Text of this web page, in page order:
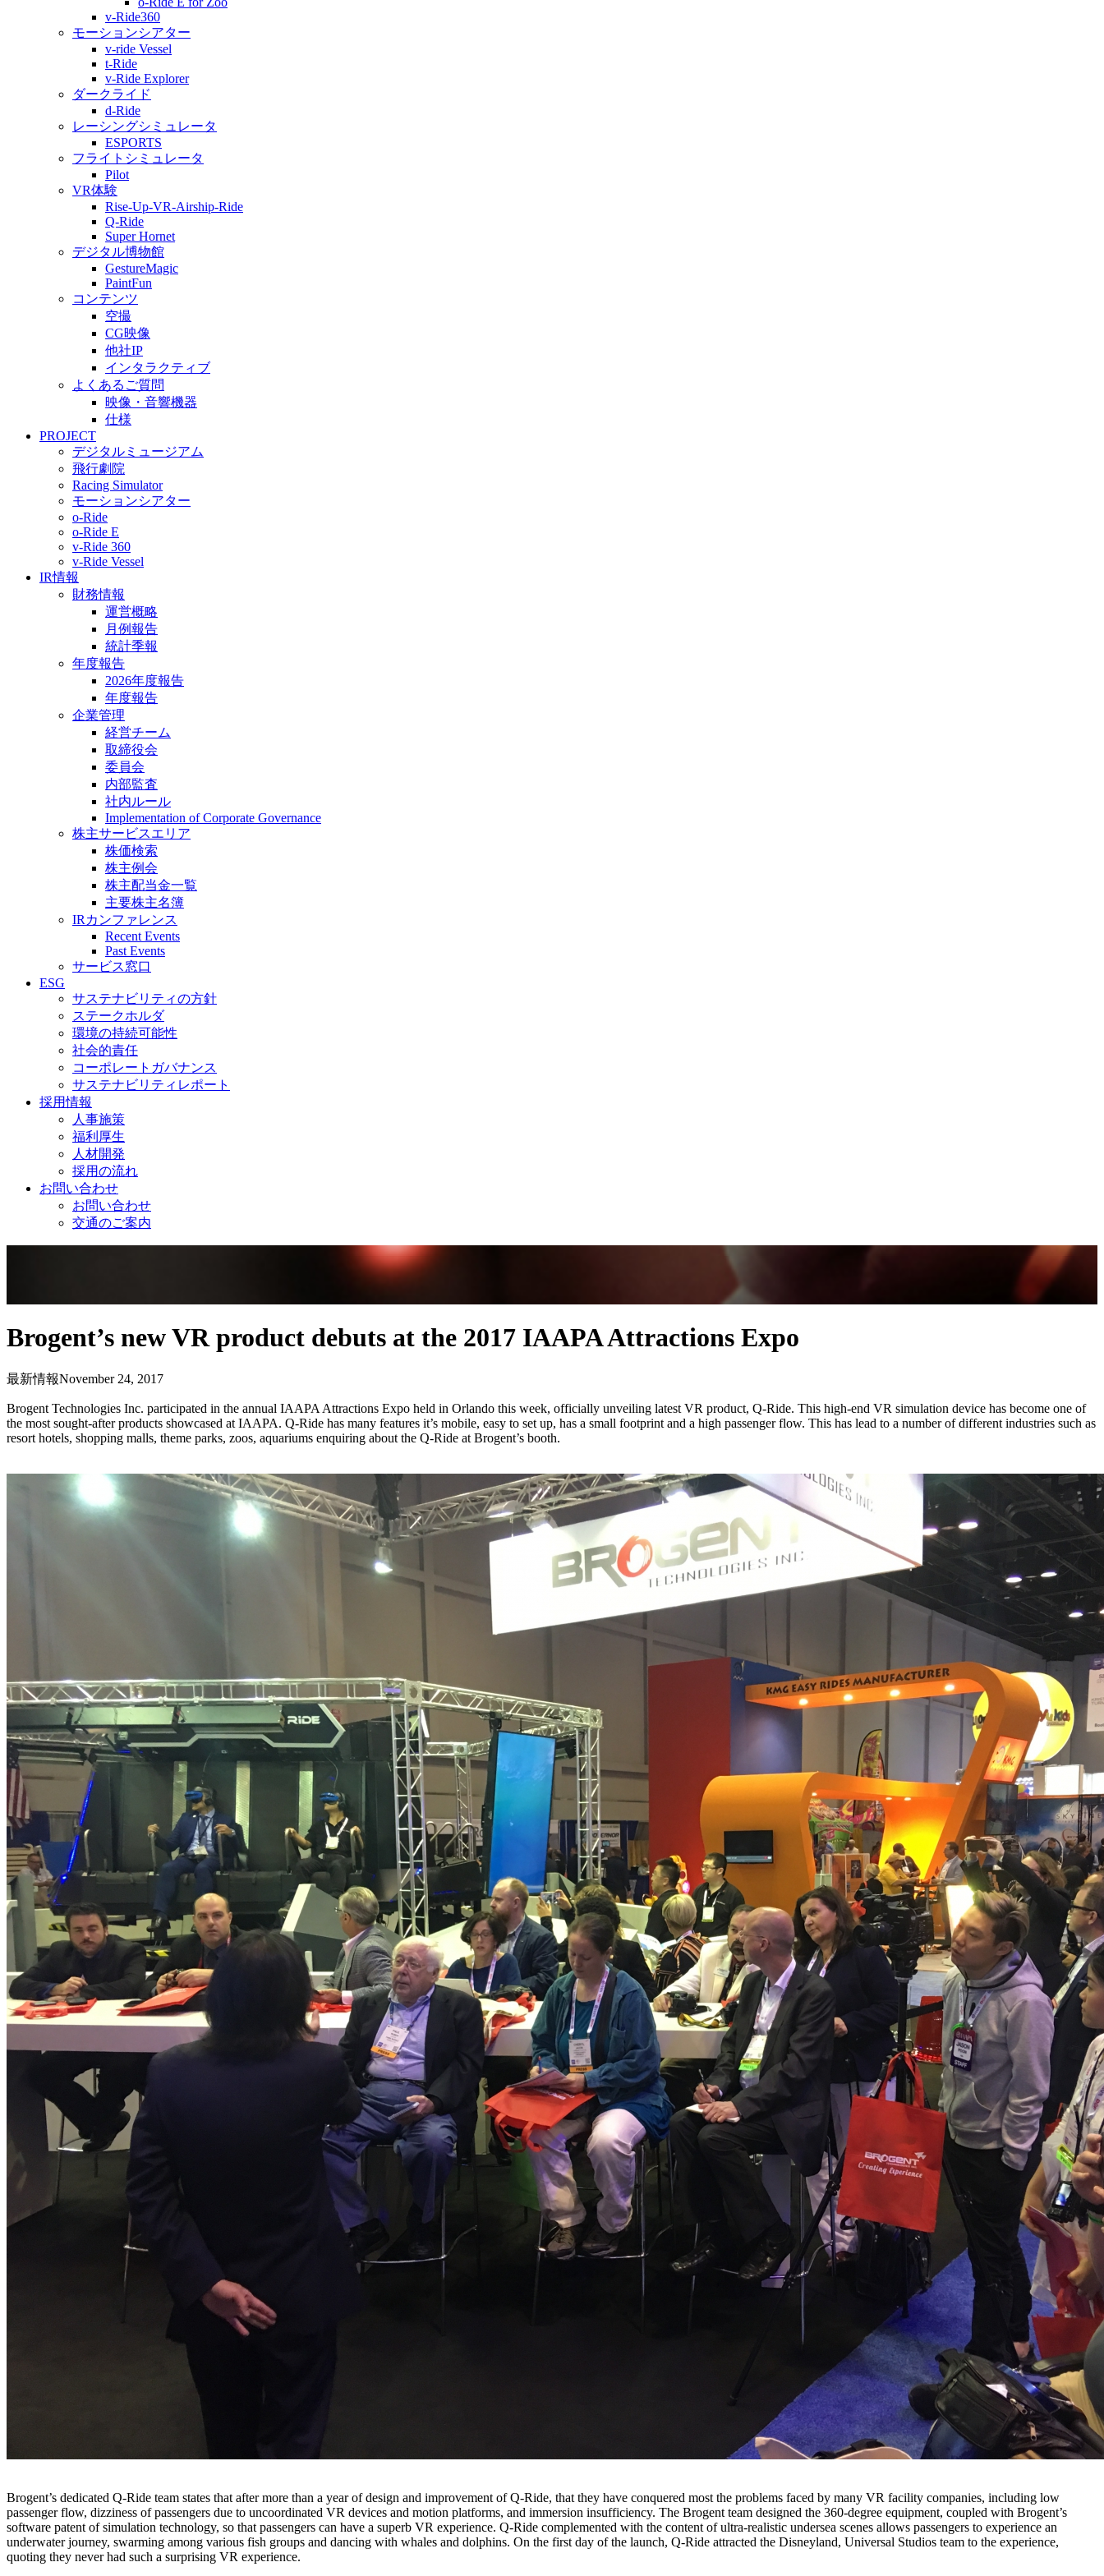
v-Ride360
モーションシアター
v-ride Vessel
t-Ride
v-Ride Explorer
ダークライド
d-Ride
レーシングシミュレータ
ESPORTS
フライトシミュレータ
Pilot
VR体験
Rise-Up-VR-Airship-Ride
Q-Ride
Super Hornet
デジタル博物館
GestureMagic
PaintFun
コンテンツ
空撮
CG映像
他社IP
インタラクティブ
よくあるご質問
映像・音響機器
仕様
PROJECT
デジタルミュージアム
飛行劇院
Racing Simulator
モーションシアター
o-Ride
o-Ride E
v-Ride 360
v-Ride Vessel
IR情報
財務情報
運営概略
月例報告
統計季報
年度報告
2026年度報告
年度報告
企業管理
経営チーム
取締役会
委員会
内部監査
社内ルール
Implementation of Corporate Governance
株主サービスエリア
株価検索
株主例会
株主配当金一覧
主要株主名簿
IRカンファレンス
Recent Events
Past Events
サービス窓口
ESG
サステナビリティの方針
ステークホルダ
環境の持続可能性
社会的責任
コーポレートガバナンス
サステナビリティレポート
採用情報
人事施策
福利厚生
人材開発
採用の流れ
お問い合わせ
お問い合わせ
交通のご案内
Brogent’s new VR product debuts at the 2017 IAAPA Attractions Expo
最新情報November 24, 2017
Brogent Technologies Inc. participated in the annual IAAPA Attractions Expo held in Orlando this week, officially unveiling latest VR product, Q-Ride. This high-end VR simulation device has become one of
the most sought-after products showcased at IAAPA. Q-Ride has many features it’s mobile, easy to set up, has a small footprint and a high passenger flow. This has lead to a number of different industries such as
resort hotels, shopping malls, theme parks, zoos, aquariums enquiring about the Q-Ride at Brogent’s booth.
Brogent’s dedicated Q-Ride team states that after more than a year of design and improvement of Q-Ride, that they have conquered most the problems faced by many VR facility companies, including low
passenger flow, dizziness of passengers due to uncoordinated VR devices and motion platforms, and immersion insufficiency. The Brogent team designed the 360-degree equipment, coupled with Brogent’s
software patent of simulation technology, so that passengers can have a superb VR experience. Q-Ride complemented with the content of ultra-realistic undersea scenes allows passengers to experience an
underwater journey, swarming among various fish groups and dancing with whales and dolphins. On the first day of the launch, Q-Ride attracted the Disneyland, Universal Studios team to the experience,
quoting they never had such a surprising VR experience.